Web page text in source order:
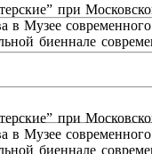
при
Музее
биеннале
при
Музее
биеннале